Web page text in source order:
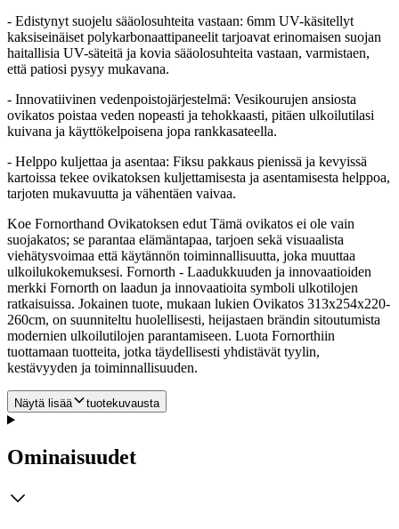
- Edistynyt suojelu sääolosuhteita vastaan: 6mm UV-käsitellyt
kaksiseinäiset polykarbonaattipaneelit tarjoavat erinomaisen suojan
haitallisia UV-säteitä ja kovia sääolosuhteita vastaan, varmistaen,
että patiosi pysyy mukavana.
- Innovatiivinen vedenpoistojärjestelmä: Vesikourujen ansiosta
ovikatos poistaa veden nopeasti ja tehokkaasti, pitäen ulkoilutilasi
kuivana ja käyttökelpoisena jopa rankkasateella.
- Helppo kuljettaa ja asentaa: Fiksu pakkaus pienissä ja kevyissä
kartoissa tekee ovikatoksen kuljettamisesta ja asentamisesta helppoa,
tarjoten mukavuutta ja vähentäen vaivaa.
Koe Fornorthand Ovikatoksen edut Tämä ovikatos ei ole vain
suojakatos; se parantaa elämäntapaa, tarjoen sekä visuaalista
viehätysvoimaa että käytännön toiminnallisuutta, joka muuttaa
ulkoilukokemuksesi. Fornorth - Laadukkuuden ja innovaatioiden
merkki Fornorth on laadun ja innovaatioita symboli ulkotilojen
ratkaisuissa. Jokainen tuote, mukaan lukien Ovikatos 313x254x220-
260cm, on suunniteltu huolellisesti, heijastaen brändin sitoutumista
modernien ulkoilutilojen parantamiseen. Luota Fornorthiin
tuottamaan tuotteita, jotka täydellisesti yhdistävät tyylin,
kestävyyden ja toiminnallisuuden.
Näytä lisää tuotekuvausta
Ominaisuudet